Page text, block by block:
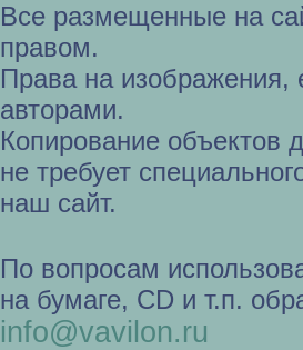
Все размещенные на
правом.
Права на изображения,
авторами.
Копирование объектов
не требует
наш сайт.
По вопросам
на бумаге, CD и т.п.
info@vavilon.ru